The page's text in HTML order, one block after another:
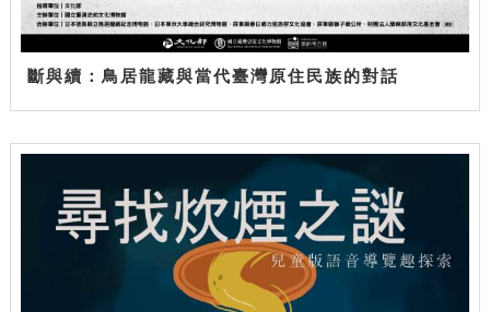
斷與續：鳥居龍藏與當代臺灣原住民族的對話